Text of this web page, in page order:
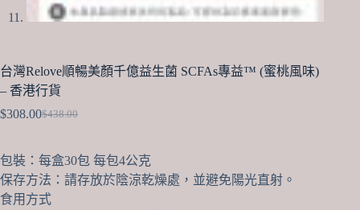
台灣Relove順暢美顏千億益生菌 SCFAs專益™ (蜜桃風味)
– 香港行貨
$438.00
Original
$438.00.
$308.00Current
$308.00.
包裝：每盒30包 每包4公克
保存方法：請存放於陰涼乾燥處，並避免陽光直射。
食用方式